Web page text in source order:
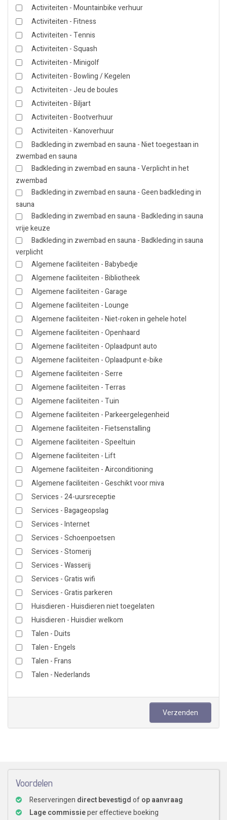
Activiteiten - Mountainbike verhuur
Activiteiten - Fitness
Activiteiten - Tennis
Activiteiten - Squash
Activiteiten - Minigolf
Activiteiten - Bowling / Kegelen
Activiteiten - Jeu de boules
Activiteiten - Biljart
Activiteiten - Bootverhuur
Activiteiten - Kanoverhuur
Badkleding in zwembad en sauna - Niet toegestaan in
zwembad en sauna
Badkleding in zwembad en sauna - Verplicht in het
zwembad
Badkleding in zwembad en sauna - Geen badkleding in
sauna
Badkleding in zwembad en sauna - Badkleding in sauna
vrije keuze
Badkleding in zwembad en sauna - Badkleding in sauna
verplicht
Algemene faciliteiten - Babybedje
Algemene faciliteiten - Bibliotheek
Algemene faciliteiten - Garage
Algemene faciliteiten - Lounge
Algemene faciliteiten - Niet-roken in gehele hotel
Algemene faciliteiten - Openhaard
Algemene faciliteiten - Oplaadpunt auto
Algemene faciliteiten - Oplaadpunt e-bike
Algemene faciliteiten - Serre
Algemene faciliteiten - Terras
Algemene faciliteiten - Tuin
Algemene faciliteiten - Parkeergelegenheid
Algemene faciliteiten - Fietsenstalling
Algemene faciliteiten - Speeltuin
Algemene faciliteiten - Lift
Algemene faciliteiten - Airconditioning
Algemene faciliteiten - Geschikt voor miva
Services - 24-uursreceptie
Services - Bagageopslag
Services - Internet
Services - Schoenpoetsen
Services - Stomerij
Services - Wasserij
Services - Gratis wifi
Services - Gratis parkeren
Huisdieren - Huisdieren niet toegelaten
Huisdieren - Huisdier welkom
Talen - Duits
Talen - Engels
Talen - Frans
Talen - Nederlands
Verzenden
Voordelen
Reserveringen direct bevestigdofop aanvraag
Lage commissieper effectieve boeking